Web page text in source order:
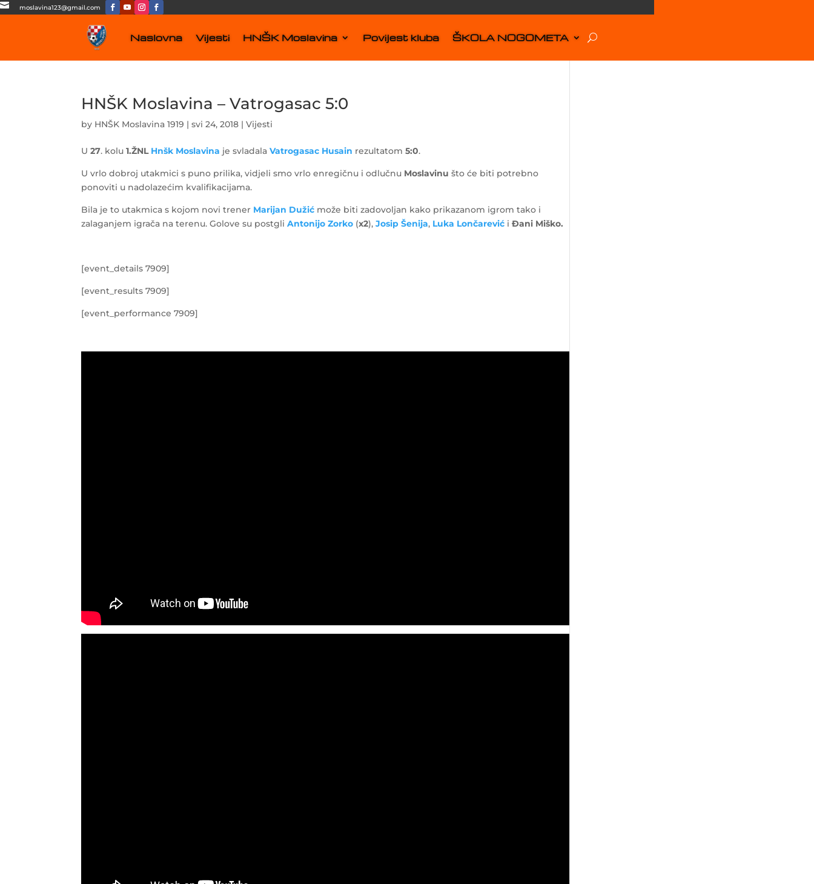
 moslavina123@gmail.com
Naslovna Vijesti HNŠK Moslavina Povijest kluba ŠKOLA NOGOMETA
HNŠK Moslavina – Vatrogasac 5:0
by HNŠK Moslavina 1919 |svi 24, 2018 |Vijesti
U27. kolu1.ŽNL Hnšk Moslavina je svladalaVatrogasac Husain rezultatom 5:0.
U vrlo dobroj utakmici s puno prilika, vidjeli smo vrlo enregičnu i odlučnu Moslavinu što će biti potrebno
ponoviti u nadolazećim kvalifikacijama.
Bila je to utakmica s kojom novi trener Marijan Dužić može biti zadovoljan kako prikazanom igrom tako i
zalaganjem igrača na terenu. Golove su postgliAntonijo Zorko (x2),Josip Šenija, Luka Lončarević iĐani Miško.
[event_details 7909]
[event_results 7909]
[event_performance 7909]